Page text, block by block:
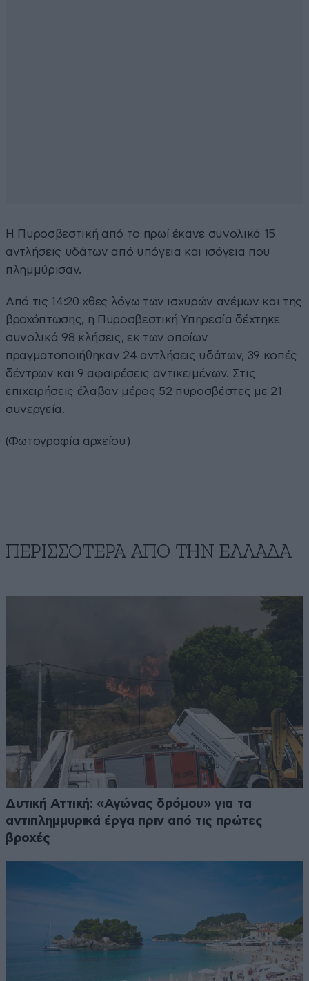
Η Πυροσβεστική από το πρωί έκανε συνολικά 15
αντλήσεις υδάτων από υπόγεια και ισόγεια που
πλημμύρισαν.
Από τις 14:20 χθες λόγω των ισχυρών ανέμων και της
βροχόπτωσης, η Πυροσβεστική Υπηρεσία δέχτηκε
συνολικά 98 κλήσεις, εκ των οποίων
πραγματοποιήθηκαν 24 αντλήσεις υδάτων, 39 κοπές
δέντρων και 9 αφαιρέσεις αντικειμένων. Στις
επιχειρήσεις έλαβαν μέρος 52 πυροσβέστες με 21
συνεργεία.
(Φωτογραφία αρχείου)
ΠΕΡΙΣΣΟΤΕΡΑ ΑΠΟ ΤΗΝ ΕΛΛΑΔΑ
Δυτική Αττική: «Αγώνας δρόμου» για τα
αντιπλημμυρικά έργα πριν από τις πρώτες
βροχές